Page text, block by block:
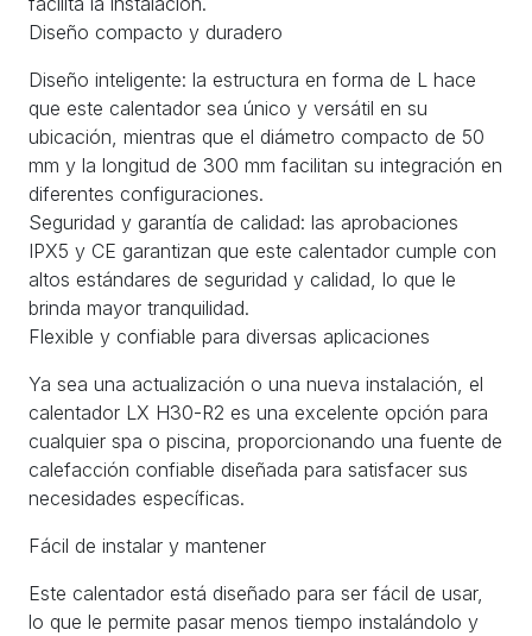
Diseño compacto y duradero
Diseño inteligente: la estructura en forma de L hace
que este calentador sea único y versátil en su
ubicación, mientras que el diámetro compacto de 50
mm y la longitud de 300 mm facilitan su integración en
diferentes configuraciones.
Seguridad y garantía de calidad: las aprobaciones
IPX5 y CE garantizan que este calentador cumple con
altos estándares de seguridad y calidad, lo que le
brinda mayor tranquilidad.
Flexible y confiable para diversas aplicaciones
Ya sea una actualización o una nueva instalación, el
calentador LX H30-R2 es una excelente opción para
cualquier spa o piscina, proporcionando una fuente de
calefacción confiable diseñada para satisfacer sus
necesidades específicas.
Fácil de instalar y mantener
Este calentador está diseñado para ser fácil de usar,
lo que le permite pasar menos tiempo instalándolo y